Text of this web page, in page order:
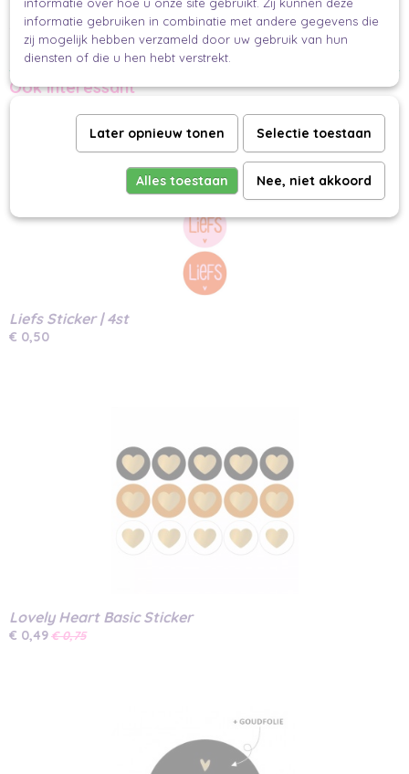
Nog niet klaar met stickeren? Kijk dan zeker nog even bij onze andere
stickersen maak jou cadeau compleet.
Makkelijk en mooi inpakken voor iedereen
Ook interessant
Liefs Sticker | 4st
€ 0,50
Lovely Heart Basic Sticker
€ 0,49€ 0,75
informatie gebruiken in combinatie met andere gegevens die
zij mogelijk hebben verzameld door uw gebruik van hun
diensten of die u hen hebt verstrekt.
Later opnieuw tonen Selectie toestaan
Alles toestaan Nee, niet akkoord